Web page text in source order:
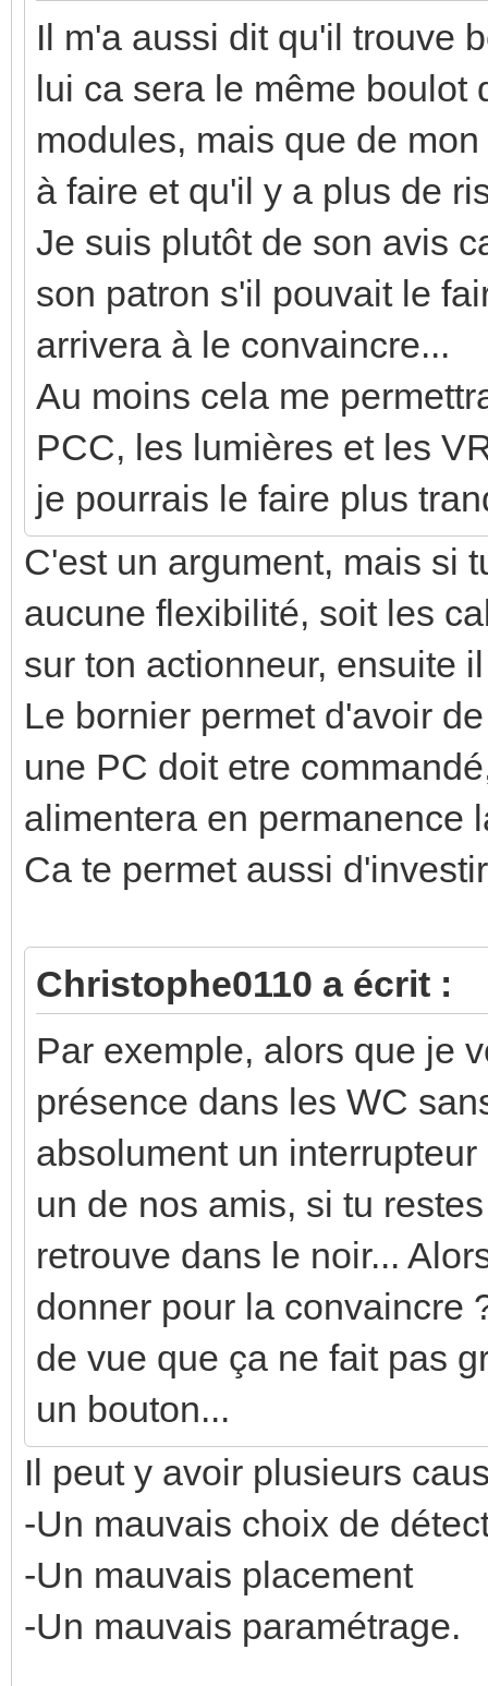
Il m'a aussi dit qu'il trouve
lui ca sera le même boulot
modules, mais que de
à faire et qu'il y a plus de
Je suis plutôt de son avis
son patron s'il pouvait le
arrivera à le convaincre...
Au moins cela me
PCC, les lumières et les
je pourrais le faire plus
C'est un argument, mais si
aucune flexibilité, soit les
sur ton actionneur, ensuite
Le bornier permet d'avoir
une PC doit etre
alimentera en permanence
Ca te permet aussi
Christophe0110 a écrit :
Par exemple, alors que je
présence dans les WC
absolument un
un de nos amis, si tu
retrouve dans le noir...
donner pour la convaincre
de vue que ça ne fait pas
un bouton...
Il peut y avoir plusieurs
-Un mauvais choix de
-Un mauvais placement
-Un mauvais paramétrage.